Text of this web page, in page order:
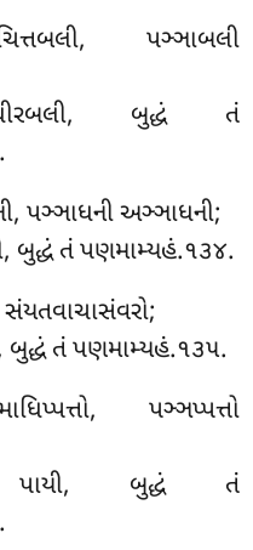
પઞ્ઞાબલી
બુદ્ધં તં
પઞ્ઞાધની અઞ્ઞાધની;
બુદ્ધં તં પણમામ્યહં.૧૩૪.
બુદ્ધં તં પણમામ્યહં.૧૩૫.
પઞ્ઞપ્પત્તો
પાયી, બુદ્ધં તં